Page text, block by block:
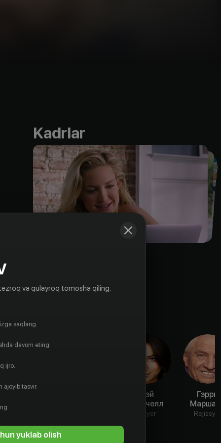
Kadrlar
Робертсон
Шэй
Митчелл
Aktyor
Гэрри
Rejissyor
va qulayroq tomosha qiling.
saqlang.
davom eting.
ijro.
ajoyib tasvir.
yuklab olish